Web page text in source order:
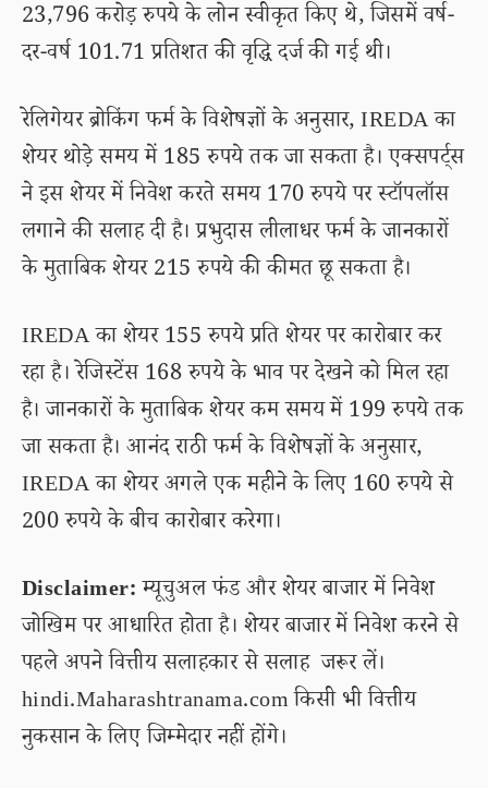
23,796 करोड़ रुपये के लोन स्वीकृत किए थे, जिसमें वर्ष-
दर-वर्ष 101.71 प्रतिशत की वृद्धि दर्ज की गई थी।
रेलिगेयर ब्रोकिंग फर्म के विशेषज्ञों के अनुसार, IREDA का
शेयर थोड़े समय में 185 रुपये तक जा सकता है। एक्सपर्ट्स
ने इस शेयर में निवेश करते समय 170 रुपये पर स्टॉपलॉस
लगाने की सलाह दी है। प्रभुदास लीलाधर फर्म के जानकारों
के मुताबिक शेयर 215 रुपये की कीमत छू सकता है।
IREDA का शेयर 155 रुपये प्रति शेयर पर कारोबार कर
रहा है। रेजिस्टेंस 168 रुपये के भाव पर देखने को मिल रहा
है। जानकारों के मुताबिक शेयर कम समय में 199 रुपये तक
जा सकता है। आनंद राठी फर्म के विशेषज्ञों के अनुसार,
IREDA का शेयर अगले एक महीने के लिए 160 रुपये से
200 रुपये के बीच कारोबार करेगा।
Disclaimer:म्यूचुअल फंड और शेयर बाजार में निवेश
जोखिम पर आधारित होता है। शेयर बाजार में निवेश करने से
पहले अपने वित्तीय सलाहकार से सलाह जरूर लें।
hindi.Maharashtranama.com किसी भी वित्तीय
नुकसान के लिए जिम्मेदार नहीं होंगे।